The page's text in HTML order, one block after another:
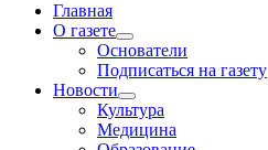
Главная
О газете
Основатели
Подписаться на газету
Новости
Культура
Медицина